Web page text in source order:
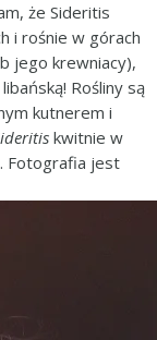
że Sideritis
i rośnie w górach
jego krewniacy),
Rośliny są
kutnerem i
kwitnie w
Fotografia jest